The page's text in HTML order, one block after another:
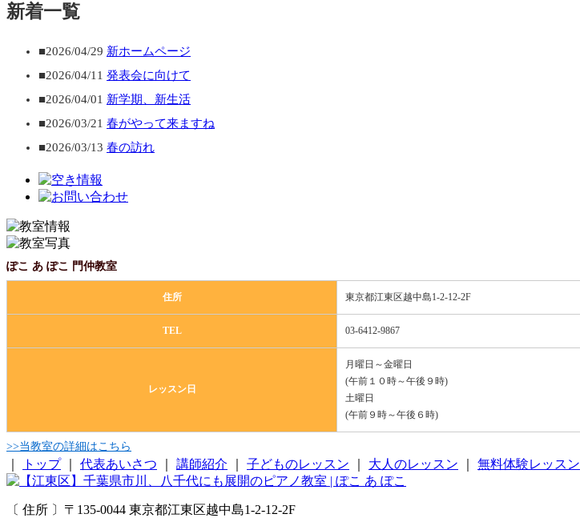
新着一覧
■2026/04/29 新ホームページ
■2026/04/11 発表会に向けて
■2026/04/01 新学期、新生活
■2026/03/21 春がやって来ますね
■2026/03/13 春の訪れ
ぽこ あ ぽこ 門仲教室
住所 東京都江東区越中島1-2-12-2F
TEL 03-6412-9867
レッスン日
月曜日～金曜日
(午前１０時～午後９時)
土曜日
(午前９時～午後６時)
>>当教室の詳細はこちら
トップ｜ 代表あいさつ 講師紹介 子どものレッスン 大人のレッスン 無料体験レッスン
〔 住所 〕〒135-0044 東京都江東区越中島1-2-12-2F